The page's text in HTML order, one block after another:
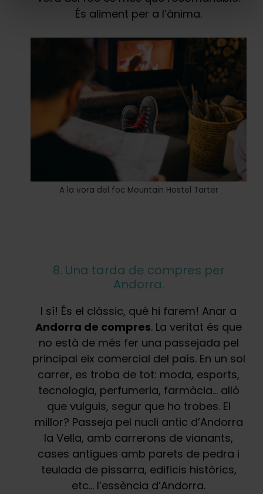
És aliment per a l’ànima.
A la vora del foc Mountain Hostel Tarter
8. Una tarda de compres per
Andorra.
I sí! És el clàssic, què hi farem! Anar a
Andorra de compres. La veritat és que
no està de més fer una passejada pel
principal eix comercial del país. En un sol
carrer, es troba de tot: moda, esports,
tecnologia, perfumeria, farmàcia… allò
que vulguis, segur que ho trobes. El
millor? Passeja pel nucli antic d’Andorra
la Vella, amb carrerons de vianants,
cases antigues amb parets de pedra i
teulada de pissarra, edificis històrics,
etc… l’essència d’Andorra.